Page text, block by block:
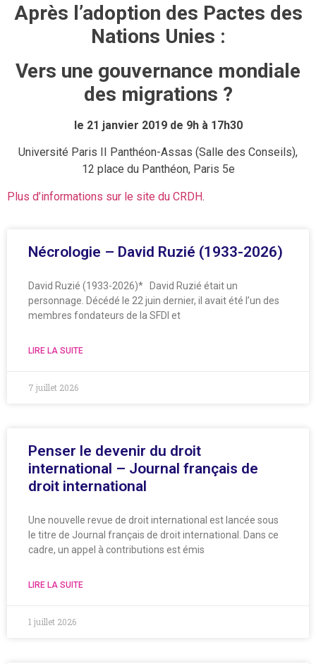
Après l’adoption des Pactes des
Nations Unies :
Vers une gouvernance mondiale
des migrations ?
le 21 janvier 2019 de 9h à 17h30
Université Paris II Panthéon-Assas (Salle des Conseils),
12 place du Panthéon, Paris 5e
Plus d’informations sur le site du CRDH.
Nécrologie – David Ruzié (1933-2026)
David Ruzié (1933-2026)* David Ruzié était un
personnage. Décédé le 22 juin dernier, il avait été l’un des
membres fondateurs de la SFDI et
LIRE LA SUITE
7 juillet 2026
Penser le devenir du droit
international – Journal français de
droit international
Une nouvelle revue de droit international est lancée sous
le titre de Journal français de droit international. Dans ce
cadre, un appel à contributions est émis
LIRE LA SUITE
1 juillet 2026